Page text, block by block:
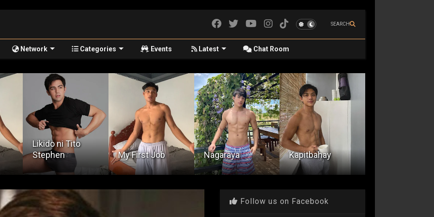
SEARCH
Network Categories Events Latest Chat Room
My First Job Nagaraya Kapitbahay
Navirgin Ko Ang
Batang Palaboy
(Part 1)
Follow us on Facebook